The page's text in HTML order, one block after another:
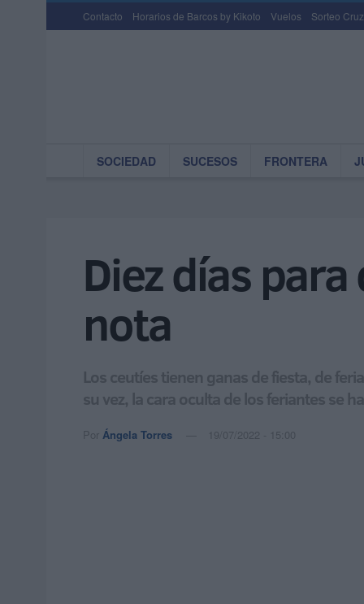
Contacto Horarios de Barcos by Kikoto Vuelos Sorteo
SOCIEDAD SUCESOS FRONTERA
Diez días
nota
Los ceutíes tienen ganas de fiesta, de
su vez, la cara oculta de los feriantes se
Por Ángela Torres 19/07/2022 - 15:00